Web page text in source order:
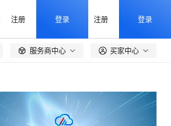
注册 登录 注册 登录
 服务商中心 买家中心